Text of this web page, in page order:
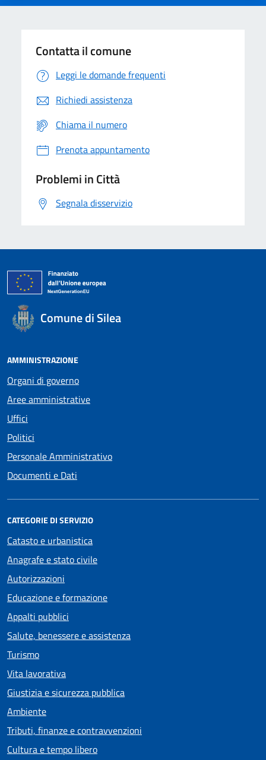
Contatta il comune
Leggi le domande frequenti
Richiedi assistenza
Chiama il numero
Prenota appuntamento
Problemi in Città
Segnala disservizio
Comune di Silea
AMMINISTRAZIONE
Organi di governo
Aree amministrative
Uffici
Politici
Personale Amministrativo
Documenti e Dati
CATEGORIE DI SERVIZIO
Catasto e urbanistica
Anagrafe e stato civile
Autorizzazioni
Educazione e formazione
Appalti pubblici
Salute, benessere e assistenza
Turismo
Vita lavorativa
Giustizia e sicurezza pubblica
Ambiente
Tributi, finanze e contravvenzioni
Cultura e tempo libero